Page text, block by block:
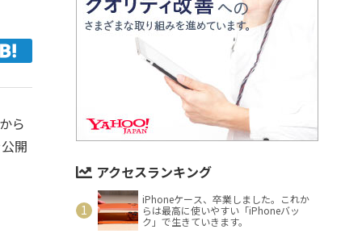
ら
開
アクセスランキング
iPhoneケース、卒業しました。これか
らは最高に使いやすい「iPhoneバッ
ク」で生きていきます。